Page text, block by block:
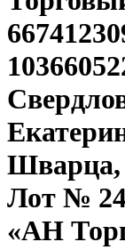
Шварца,
Лот №
«АН